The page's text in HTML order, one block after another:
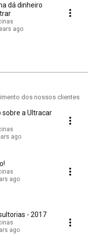
dá dinheiro
ago
dos nossos clientes
sobre a Ultracar
ago
ago
- 2017
ago